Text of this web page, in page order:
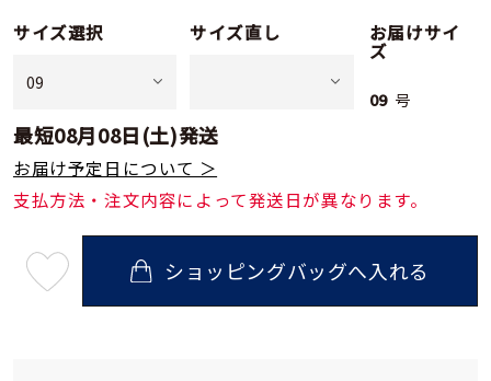
サイズ選択 サイズ直し お届けサイ
ズ
09 号
最短08月08日(土)発送
お届け予定日について ＞
支払方法・注文内容によって発送日が異なります。
08
ショッピングバッグへ入れる